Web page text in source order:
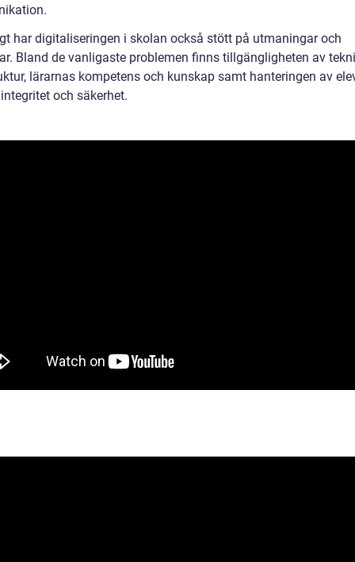
har digitaliseringen i skolan också stött på utmaningar och
Bland de vanligaste problemen finns tillgängligheten av
lärarnas kompetens och kunskap samt hanteringen av
och säkerhet.